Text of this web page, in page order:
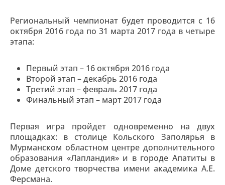
Региональный чемпионат будет проводится с 16
октября 2016 года по 31 марта 2017 года в четыре
этапа:
Первый этап – 16 октября 2016 года
Второй этап – декабрь 2016 года
Третий этап – февраль 2017 года
Финальный этап – март 2017 года
Первая игра пройдет одновременно на двух
площадках: в столице Кольского Заполярья в
Мурманском областном центре дополнительного
образования «Лапландия» и в городе Апатиты в
Доме детского творчества имени академика А.Е.
Ферсмана.